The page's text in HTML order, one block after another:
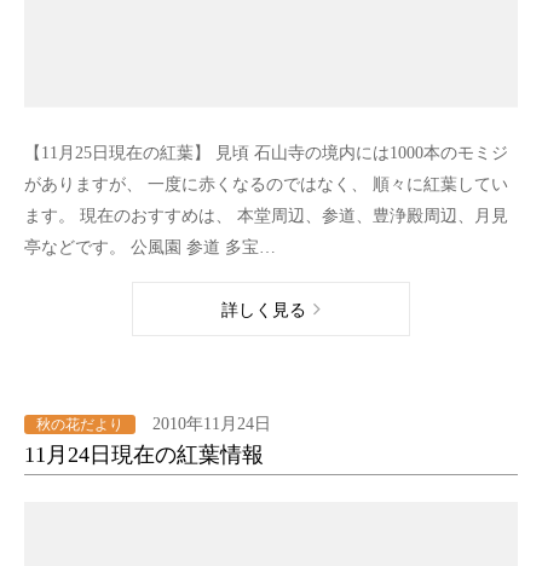
【11月25日現在の紅葉】 見頃 石山寺の境内には1000本のモミジ
がありますが、 一度に赤くなるのではなく、 順々に紅葉してい
ます。 現在のおすすめは、 本堂周辺、参道、豊浄殿周辺、月見
亭などです。 公風園 参道 多宝…
詳しく見る
秋の花だより 2010年11月24日
11月24日現在の紅葉情報